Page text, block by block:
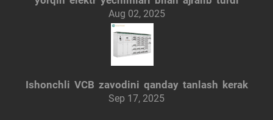
Aug 02, 2025
Ishonchli VCB zavodini qanday tanlash kerak
Sep 17, 2025